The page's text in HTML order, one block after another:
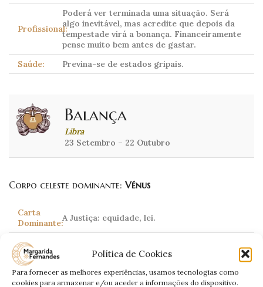
Política de Cookies
Para fornecer as melhores experiências, usamos tecnologias como
cookies para armazenar e/ou aceder a informações do dispositivo.
Profissional:
Poderá ver terminada uma situação. Será
algo inevitável, mas acredite que depois da
tempestade virá a bonança. Financeiramente
pense muito bem antes de gastar.
Saúde:
Previna-se de estados gripais.
Balança
Libra
23 Setembro – 22 Outubro
Corpo celeste dominante: Vénus
Carta
Dominante:A Justiça: equidade, lei.
Amor:
sua vida sentimental irá estar calma e tudo
decorrerá a seu tempo. Aproveite momentos
a dois.